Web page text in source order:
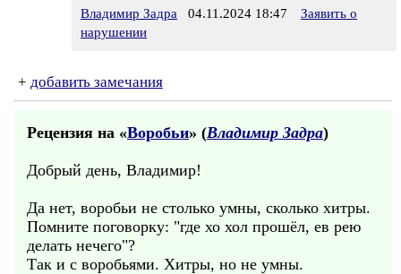
Владимир Задра 04.11.2024 18:47
Заявить о
нарушении
+ добавить замечания
Рецензия на «Воробьи» (Владимир Задра)
Добрый день, Владимир!
Да нет, воробьи не столько умны, сколько хитры.
Помните поговорку: "где хо хол прошёл, ев рею
делать нечего"?
Так и с воробьями. Хитры, но не умны.